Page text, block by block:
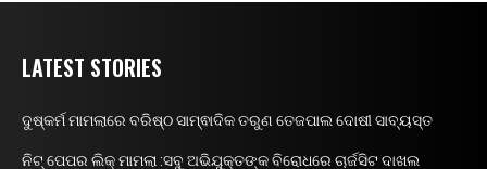
LATEST STORIES
ଦୁଷ୍କର୍ମ ମାମଲାରେ ବରିଷ୍ଠ ସାମ୍ଵାଦିକ ତରୁଣ ତେଜପାଲ ଦୋଷୀ ସାବ୍ୟସ୍ତ
ନିଟ୍ ପେପର ଲିକ୍ ମାମଲା :ସବୁ ଅଭିଯୁକ୍ତଙ୍କ ବିରୋଧରେ ଚାର୍ଜସିଟ ଦାଖଲ